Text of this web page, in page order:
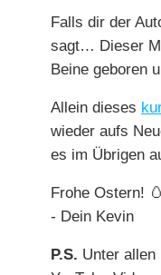
Falls dir der
sagt… Dieser
Beine geboren
Allein dieses
wieder aufs
es im Übrigen
Frohe Ostern!
- Dein Kevin
P.S. Unter allen